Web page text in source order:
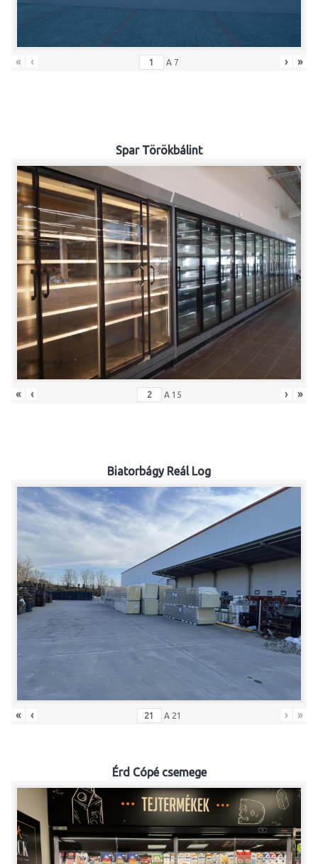
« ‹ A 7 › »
Spar Törökbálint
« ‹ A 15 › »
Biatorbágy Reál Log
« ‹ A 21 › »
Érd Cópé csemege